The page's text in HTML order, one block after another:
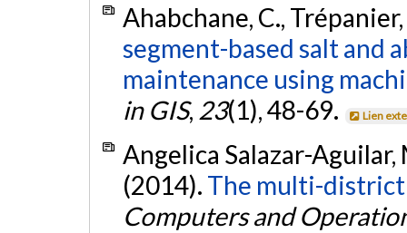
Ahabchane, C.,
segment-based salt and
maintenance using
in GIS, 23(1), 48-69. Lien
Angelica Salazar-Aguilar,
(2014). The multi-
Computers and